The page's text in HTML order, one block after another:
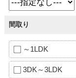
間取り
～1LDK
3DK～3LDK